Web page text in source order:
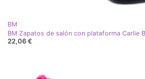
BM
BM Zapatos de salón con plataforma Carlie
22,06 €